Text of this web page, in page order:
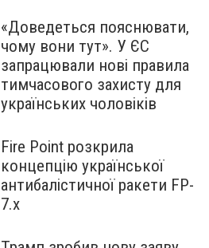
«Доведеться пояснювати,
чому вони тут». У ЄС
запрацювали нові правила
тимчасового захисту для
українських чоловіків
Fire Point розкрила
концепцію української
антибалістичної ракети FP-
7.x